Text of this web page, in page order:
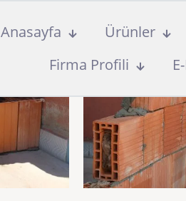
Anasayfa Ürünler
Firma Profili